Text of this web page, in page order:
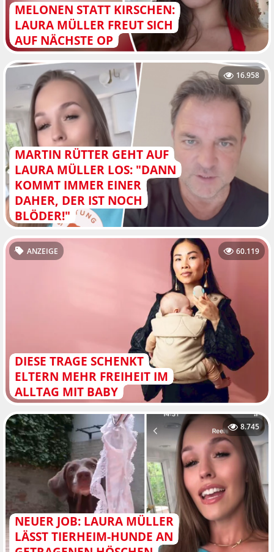
MELONEN STATT KIRSCHEN:
LAURA MÜLLER FREUT SICH
AUF NÄCHSTE OP
MARTIN RÜTTER GEHT AUF
LAURA MÜLLER LOS: "DANN
KOMMT IMMER EINER
DAHER, DER IST NOCH
BLÖDER!"
16.958
DIESE TRAGE SCHENKT
ELTERN MEHR FREIHEIT IM
ALLTAG MIT BABY
ANZEIGE 60.119
NEUER JOB: LAURA MÜLLER
LÄSST TIERHEIM-HUNDE AN
8.745